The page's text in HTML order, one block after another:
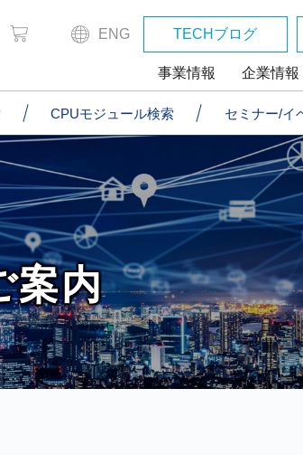
事業情報 企業情報
ENG TECHブログ
CPUモジュール検索 セミナー/イ
案内